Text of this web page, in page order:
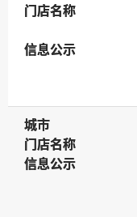
门店名称
门店名称
信息公示
信息公示
城市
城市
门店名称
门店名称
信息公示
信息公示